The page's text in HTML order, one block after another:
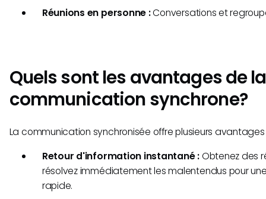
Réunions en personne :Conversations et
Quels sont les avantages de la
communication synchrone?
La communication synchronisée offre plusieurs avantages
Retour d'information instantané :Obtenez des
résolvez immédiatement les malentendus pour
rapide.